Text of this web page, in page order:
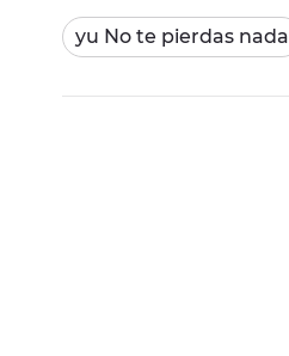
yu No te pierdas nada